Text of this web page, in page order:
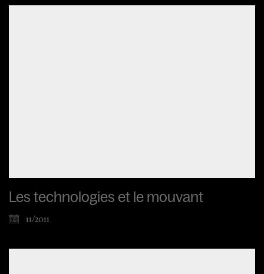
Les technologies et le mouvant
11/2011